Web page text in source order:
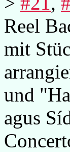
Reel
mit
und
agus